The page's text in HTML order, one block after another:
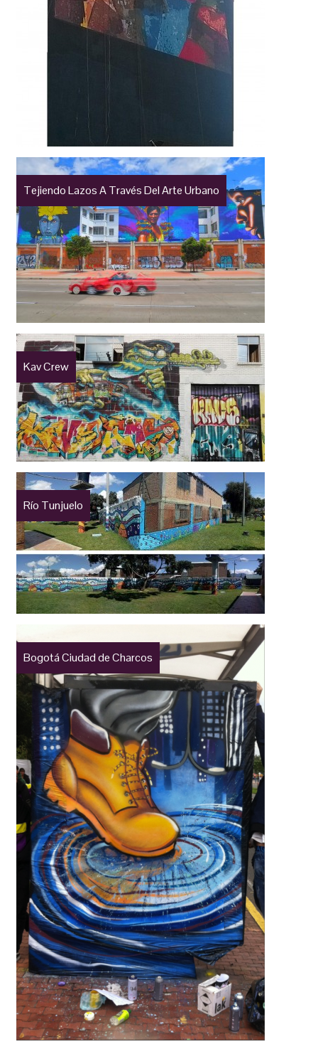
Tejiendo Lazos A Través Del Arte Urbano
Kav Crew
Río Tunjuelo
Bogotá Ciudad de Charcos